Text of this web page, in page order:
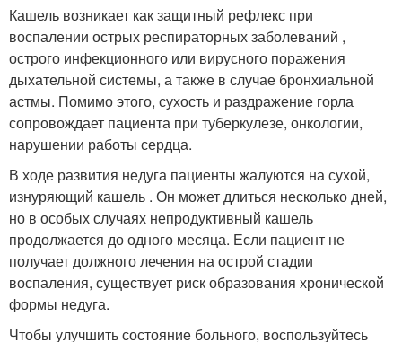
Кашель возникает как защитный рефлекс при
воспалении острых респираторных заболеваний ,
острого инфекционного или вирусного поражения
дыхательной системы, а также в случае бронхиальной
астмы. Помимо этого, сухость и раздражение горла
сопровождает пациента при туберкулезе, онкологии,
нарушении работы сердца.
В ходе развития недуга пациенты жалуются на сухой,
изнуряющий кашель . Он может длиться несколько дней,
но в особых случаях непродуктивный кашель
продолжается до одного месяца. Если пациент не
получает должного лечения на острой стадии
воспаления, существует риск образования хронической
формы недуга.
Чтобы улучшить состояние больного, воспользуйтесь